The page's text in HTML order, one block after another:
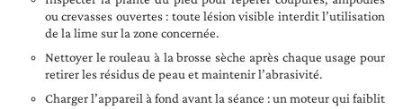
ou crevasses ouvertes : toute lésion visible interdit l’utilisation
de la lime sur la zone concernée.
Nettoyer le rouleau à la brosse sèche après chaque usage pour
retirer les résidus de peau et maintenir l’abrasivité.
Charger l’appareil à fond avant la séance : un moteur qui faiblit